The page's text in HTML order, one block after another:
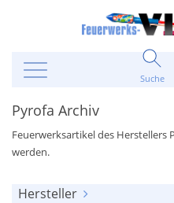
Suche
Pyrofa Archiv
Feuerwerksartikel des
werden.
Hersteller